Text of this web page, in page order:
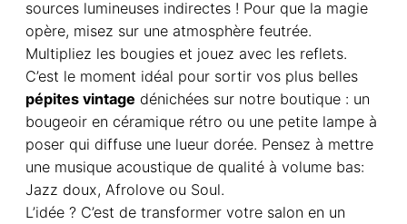
sources lumineuses indirectes ! Pour que la magie
opère, misez sur une atmosphère feutrée.
Multipliez les bougies et jouez avec les reflets.
C’est le moment idéal pour sortir vos plus belles
pépites vintage dénichées sur notre boutique : un
bougeoir en céramique rétro ou une petite lampe à
poser qui diffuse une lueur dorée. Pensez à mettre
une musique acoustique de qualité à volume bas:
Jazz doux, Afrolove ou Soul.
L’idée ? C’est de transformer votre salon en un